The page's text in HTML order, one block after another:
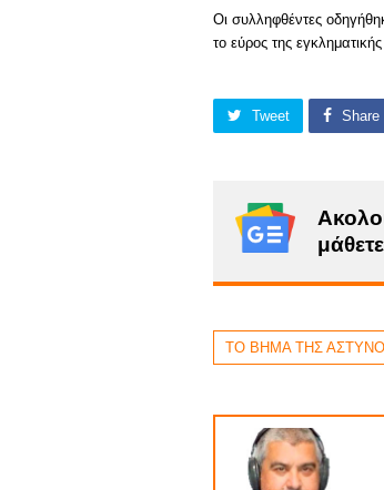
Οι συλληφθέντες
το εύρος της
Tweet Share
ΤΟ ΒΗΜΑ ΤΗΣ